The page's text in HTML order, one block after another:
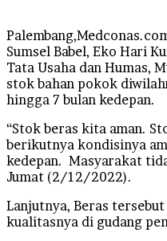
Sumsel Babel, Eko Hari
Tata Usaha dan Humas,
stok bahan pokok
hingga 7 bulan kedepan.
“Stok beras kita aman.
berikutnya kondisinya
kedepan. Masyarakat
Jumat (2/12/2022).
Lanjutnya, Beras
kualitasnya di gudang